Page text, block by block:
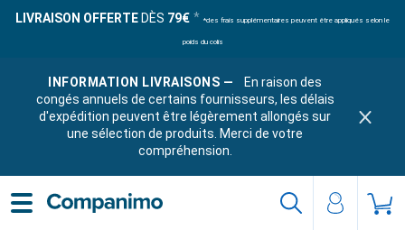
LIVRAISON OFFERTE DÈS 79€ *des frais supplémentaires peuvent être appliqués selon le
poids du colis
INFORMATION LIVRAISONS —
En raison des
congés annuels de certains fournisseurs, les délais
d'expédition peuvent être légèrement allongés sur
une sélection de produits. Merci de votre
compréhension.